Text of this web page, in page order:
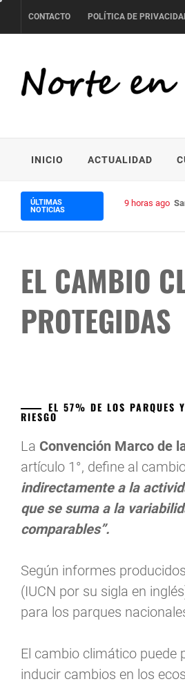
to
CONTACTO POLÍTICA DE
INICIO ACTUALIDAD
ÚLTIMAS
NOTICIAS
10 horas ago
EL CAMBIO
PROTEGIDAS
EL 57% DE LOS PARQUES
RIESGO
La Convención Marco de
artículo 1°, define al
indirectamente a la
que se suma a la
comparables”.
Según informes
(IUCN por su sigla en
para los parques
El cambio climático puede
inducir cambios en los